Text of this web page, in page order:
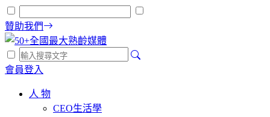
贊助我們
會員登入
人 物
CEO生活學